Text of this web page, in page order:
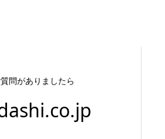
問がありましたら